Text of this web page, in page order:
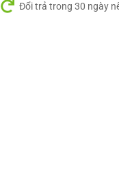
Đổi trả trong 30 ngày